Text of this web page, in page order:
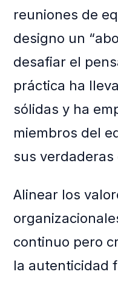
reuniones de
designo un
desafiar el
práctica ha
sólidas y ha
miembros del
sus verdaderas
Alinear los
continuo pero
la autenticidad